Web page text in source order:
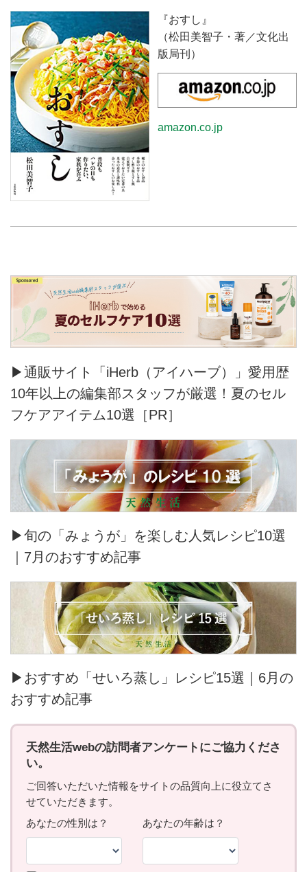
『おすし』
（松田美智子・著／文化出
版局刊）
amazon.co.jp
▶通販サイト「iHerb（アイハーブ）」愛用歴
10年以上の編集部スタッフが厳選！夏のセル
フケアアイテム10選［PR］
▶旬の「みょうが」を楽しむ人気レシピ10選
｜7月のおすすめ記事
▶おすすめ「せいろ蒸し」レシピ15選｜6月の
おすすめ記事